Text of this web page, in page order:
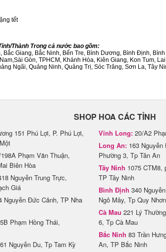
tết
Thành Trong cả nước bao gồm:
Bắc Giang, Bắc Ninh, Bến Tre, Bình Dương, Bình Định,
Gòn, TPHCM, Khánh Hòa, Kiên Giang, Kon Tum,
Ngãi, Quảng Ninh, Quảng Trị, Sóc Trăng, Sơn La, Tây
SHOP HOA CÁC TỈNH
151 Phú Lợi, P. Phú Lợi,
Phạm Văn Thuận,
Biên Hòa
Nguyễn Trung Trực,
Giá
Nguyễn Đức Cảnh, TP Nha
Phạm Hồng Thái,
61 Nguyễn Du, Tp Tam Kỳ
Vĩnh Long: 20/A2
Long An: 163
Phường 3, Tp Tân An
Tây Ninh 1075 CTM8,
TP Tây Ninh
Bình Định 340
Ngô Mây, Tp Quy Nhơn
Cà Mau 221 Lý
6, Tp Cà Mau
Bắc Ninh 83 Trần
An, TP Bắc Ninh